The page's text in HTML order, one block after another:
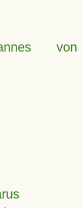
von